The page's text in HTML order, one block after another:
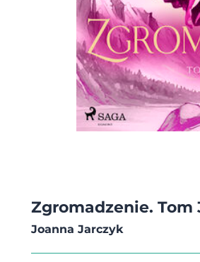
Zgromadzenie. Tom
Joanna Jarczyk